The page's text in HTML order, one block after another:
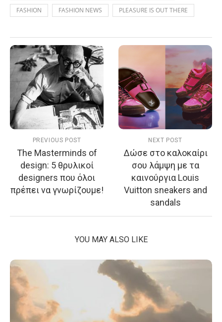
FASHION
FASHION NEWS PLEASURE IS OUT THERE
PREVIOUS POST
Τhe Masterminds of
design: 5 θρυλικοί
designers που όλοι
πρέπει να γνωρίζουμε!
NEXT POST
Δώσε στο καλοκαίρι
σου λάμψη με τα
καινούργια Louis
Vuitton sneakers and
sandals
YOU MAY ALSO LIKE